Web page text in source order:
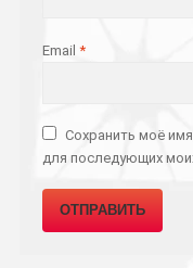
Email*
Сохранить моё
для последующих